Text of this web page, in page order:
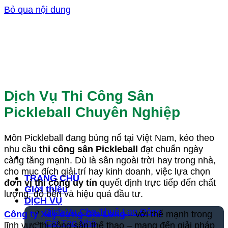
Bỏ qua nội dung
TRANG CHỦ
Giới thiệu
DỊCH VỤ
Dịch Vụ Cho Thuê Lao Động
Cải Tạo Nhà
Dịch Vụ Thi Công Sân
Pickleball Chuyên Nghiệp
Môn Pickleball đang bùng nổ tại Việt Nam, kéo theo
nhu cầu thi công sân Pickleball đạt chuẩn ngày
càng tăng mạnh. Dù là sân ngoài trời hay trong nhà,
cho mục đích giải trí hay kinh doanh, việc lựa chọn
đơn vị thi công uy tín quyết định trực tiếp đến chất
lượng, độ bền và hiệu quả đầu tư.
Công ty Xây dựng Gia Long– với thế mạnh trong
lĩnh vực thi công sân thể thao – mang đến giải pháp